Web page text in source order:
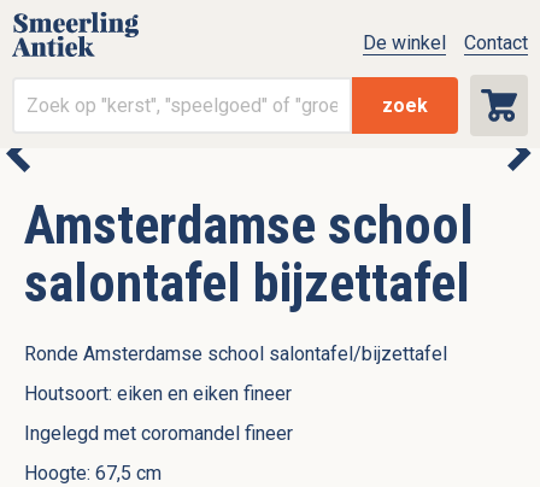
zoek
De winkel Contact
Amsterdamse school
salontafel bijzettafel
Ronde Amsterdamse school salontafel/bijzettafel
Houtsoort: eiken en eiken fineer
Ingelegd met coromandel fineer
Hoogte: 67,5 cm